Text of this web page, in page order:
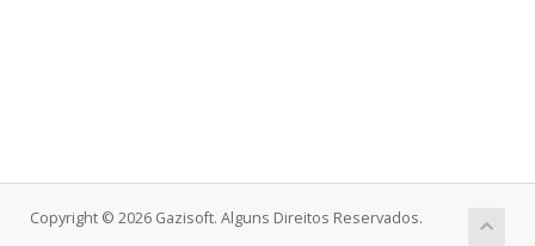
Copyright © 2026 Gazisoft. Alguns Direitos Reservados.